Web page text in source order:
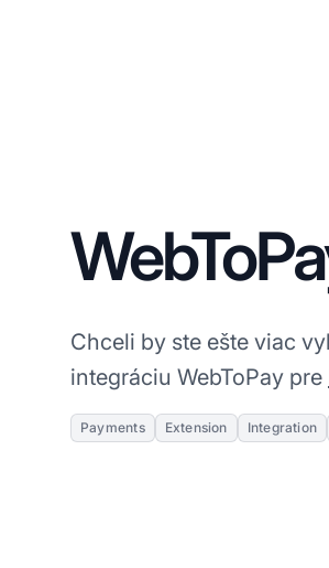
Chceli by ste ešte viac
integráciu WebToPay pre
Payments Extension Integration